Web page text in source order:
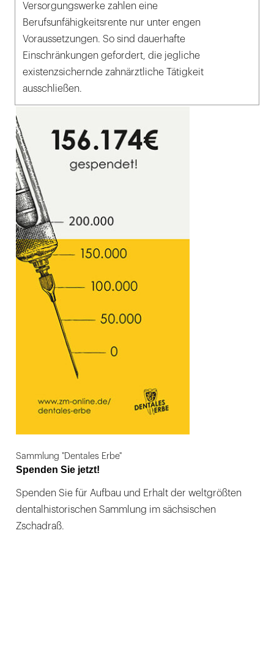
Versorgungswerke zahlen eine
Berufsunfähigkeitsrente nur unter engen
Voraussetzungen. So sind dauerhafte
Einschränkungen gefordert, die jegliche
existenzsichernde zahnärztliche Tätigkeit
ausschließen.
Sammlung "Dentales Erbe"
Spenden Sie jetzt!
Spenden Sie für Aufbau und Erhalt der weltgrößten
dentalhistorischen Sammlung im sächsischen
Zschadraß.